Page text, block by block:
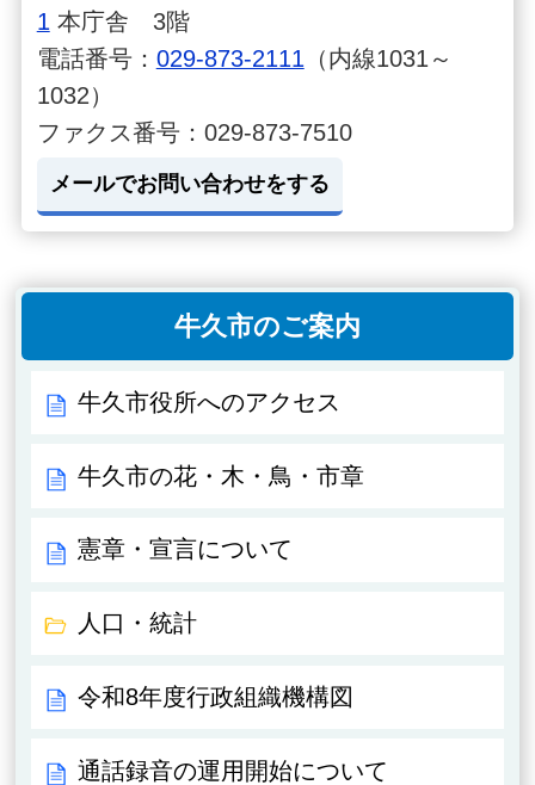
1 本庁舎 3階
電話番号： 029-873-2111 （内線1031～
1032）
ファクス番号：029-873-7510
メールでお問い合わせをする
牛久市のご案内
牛久市役所へのアクセス
牛久市の花・木・鳥・市章
憲章・宣言について
人口・統計
令和8年度行政組織機構図
通話録音の運用開始について